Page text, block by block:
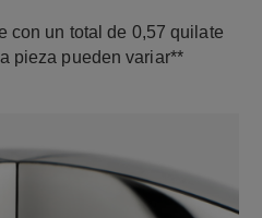
con un total de 0,57 quilate
pieza pueden variar**